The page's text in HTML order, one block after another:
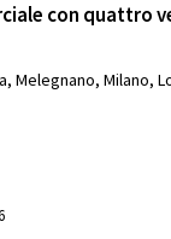
con quattro
Melegnano, Milano,